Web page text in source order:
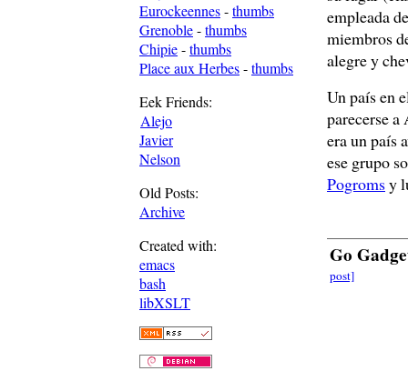
Eurockeennes-thumbs
Grenoble-thumbs
Chipie-thumbs
Place aux Herbes-thumbs
Eek Friends:
Alejo
Javier
Nelson
Old Posts:
Archive
Created with:
emacs
bash
libXSLT
empleada
miembros
alegre y
Un país en
parecerse
era un país
ese grupo
Pogromsy
Go
post]